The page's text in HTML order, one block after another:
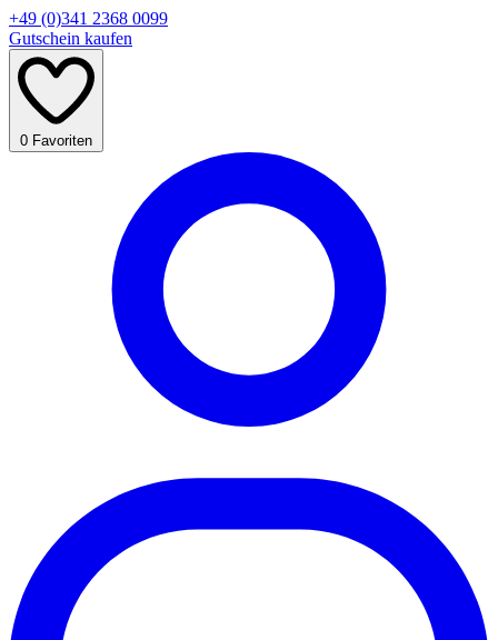
+49 (0)341 2368 0099
Gutschein kaufen
0 Favoriten